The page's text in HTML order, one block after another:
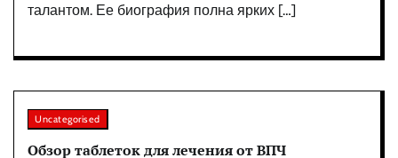
талантом. Ее биография полна ярких […]
Uncategorised
Обзор таблеток для лечения от ВПЧ